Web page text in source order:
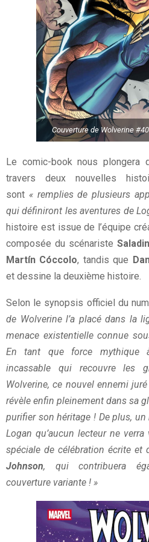
Couverture de Wolverine
Le comic-book nous plongera
travers deux nouvelles
sont « remplies de plusieurs
qui définiront les aventures de
histoire est issue de l’équipe
composée du scénariste
Martín Cóccolo, tandis que
et dessine la deuxième histoire.
Selon le synopsis officiel du
de Wolverine l’a placé dans la
menace existentielle connue
En tant que force mythique
incassable qui recouvre les
Wolverine, ce nouvel ennemi
révèle enfin pleinement dans sa
purifier son héritage ! De plus,
Logan qu’aucun lecteur ne
spéciale de célébration écrite et
Johnson, qui contribuera
couverture variante ! »